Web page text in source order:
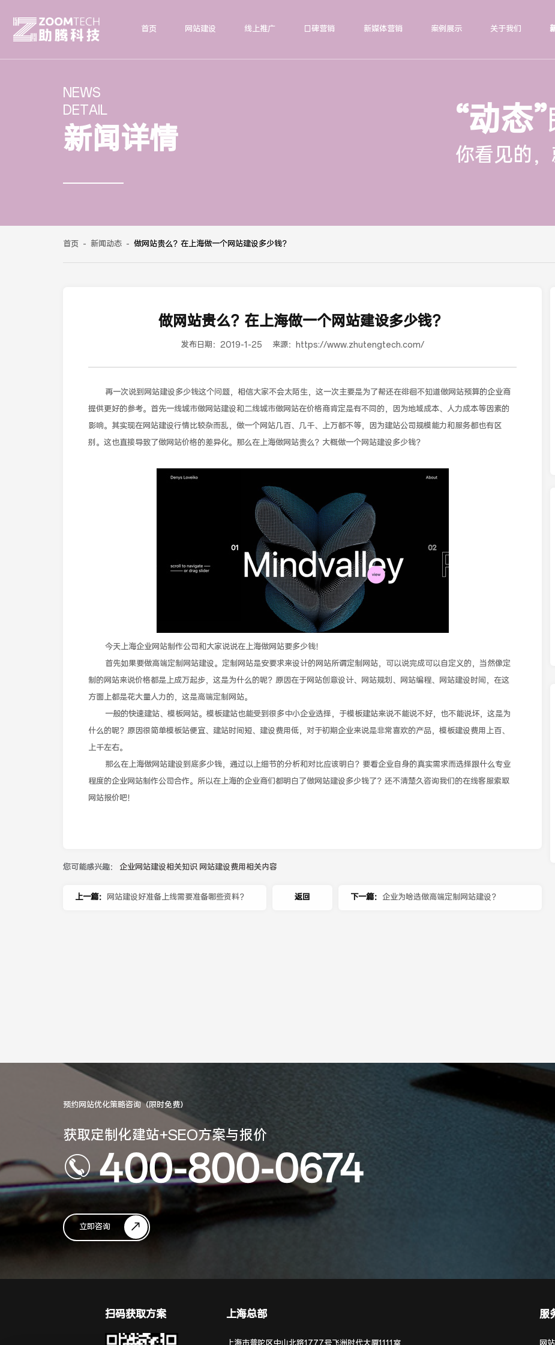
首页 网站建设 线上推广 口碑营销 新媒体营销 案例展示 关于我们
NEWS
DETAIL
新闻详情 “动态”
你看见的，
首页 - 新闻动态 - 做网站贵么？在上海做一个网站建设多少钱？
做网站贵么？在上海做一个网站建设多少钱？
发布日期： 2019-1-25 来源： https://www.zhutengtech.com/
再一次说到网站建设多少钱这个问题，相信大家不会太陌生，这一次主要是为了帮还在徘徊不知道做网站预算的企业商
提供更好的参考。首先一线城市做网站建设和二线城市做网站在价格商肯定是有不同的，因为地域成本、人力成本等因素的
影响。其实现在网站建设行情比较杂而乱，做一个网站几百、几千、上万都不等，因为建站公司规模能力和服务都也有区
别。这也直接导致了做网站价格的差异化。那么在上海做网站贵么？大概做一个网站建设多少钱？
今天上海企业网站制作公司和大家说说在上海做网站要多少钱！
首先如果要做高端定制网站建设。定制网站是安要求来设计的网站所谓定制网站，可以说完成可以自定义的，当然像定
制的网站来说价格都是上成万起步，这是为什么的呢？原因在于网站创意设计、网站规划、网站编程、网站建设时间，在这
方面上都是花大量人力的，这是高端定制网站。
一般的快速建站、模板网站。模板建站也能受到很多中小企业选择，于模板建站来说不能说不好，也不能说坏，这是为
什么的呢？原因很简单模板站便宜、建站时间短、建设费用低，对于初期企业来说是非常喜欢的产品，模板建设费用上百、
上千左右。
那么在上海做网站建设到底多少钱，通过以上细节的分析和对比应该明白？要看企业自身的真实需求而选择跟什么专业
程度的企业网站制作公司合作。所以在上海的企业商们都明白了做网站建设多少钱了？还不清楚久咨询我们的在线客服索取
网站报价吧！
您可能感兴趣： 企业网站建设相关知识 网站建设费用相关内容
上一篇： 网站建设好准备上线需要准备哪些资料？ 下一篇： 企业为啥选做高端定制网站建设？
返回
预约网站优化策略咨询（限时免费）
获取定制化建站+SEO方案与报价
400-800-0674
立即咨询
扫码获取方案 上海总部 服